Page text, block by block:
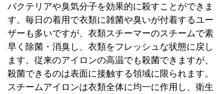
バクテリアや臭気分子を効果的に殺すことができま
す。毎日の着用で衣類に雑菌や臭いが付着するユー
ザーも多いですが、衣類スチーマーのスチームで素
早く除菌・消臭し、衣類をフレッシュな状態に戻し
ます。従来のアイロンの高温でも殺菌できますが、
殺菌できるのは表面に接触する領域に限られます。
スチームアイロンは衣類全体に均一に作用し、衛生